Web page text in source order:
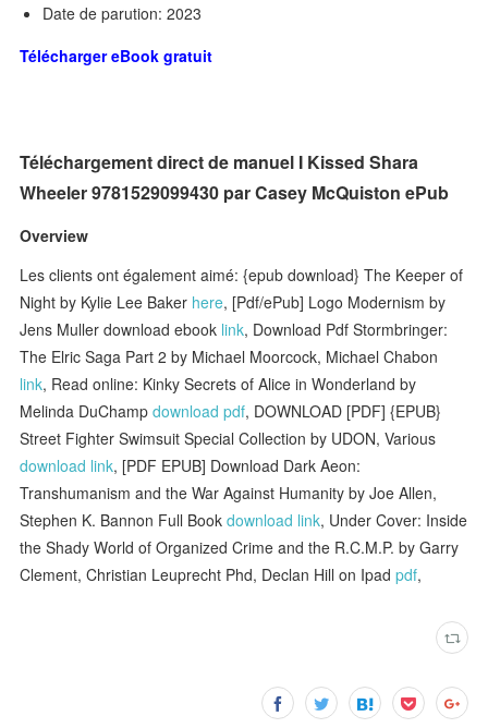
Date de parution: 2023
Télécharger eBook gratuit
Téléchargement direct de manuel I Kissed Shara
Wheeler 9781529099430 par Casey McQuiston ePub
Overview
Les clients ont également aimé: {epub download} The Keeper of
Night by Kylie Lee Baker here, [Pdf/ePub] Logo Modernism by
Jens Muller download ebook link, Download Pdf Stormbringer:
The Elric Saga Part 2 by Michael Moorcock, Michael Chabon
link, Read online: Kinky Secrets of Alice in Wonderland by
Melinda DuChampdownload pdf, DOWNLOAD [PDF] {EPUB}
Street Fighter Swimsuit Special Collection by UDON, Various
download link, [PDF EPUB] Download Dark Aeon:
Transhumanism and the War Against Humanity by Joe Allen,
Stephen K. Bannon Full Bookdownload link, Under Cover: Inside
the Shady World of Organized Crime and the R.C.M.P. by Garry
Clement, Christian Leuprecht Phd, Declan Hill on Ipadpdf,